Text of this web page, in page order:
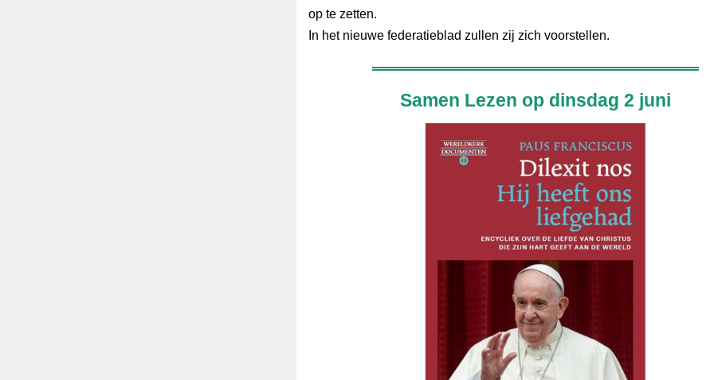
op te zetten.
In het nieuwe federatieblad zullen zij zich voorstellen.
Samen Lezen op dinsdag 2 juni